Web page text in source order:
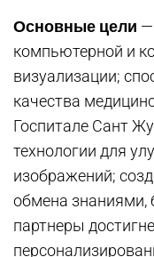
Основные цели —
компьютерной и
визуализации;
качества
Госпитале Сант
технологии для
изображений;
обмена знаниями,
партнеры